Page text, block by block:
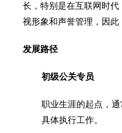
长，特别是在互联网时
视形象和声誉管理，因此
发展路径
初级公关专员
职业生涯的起点，
具体执行工作。